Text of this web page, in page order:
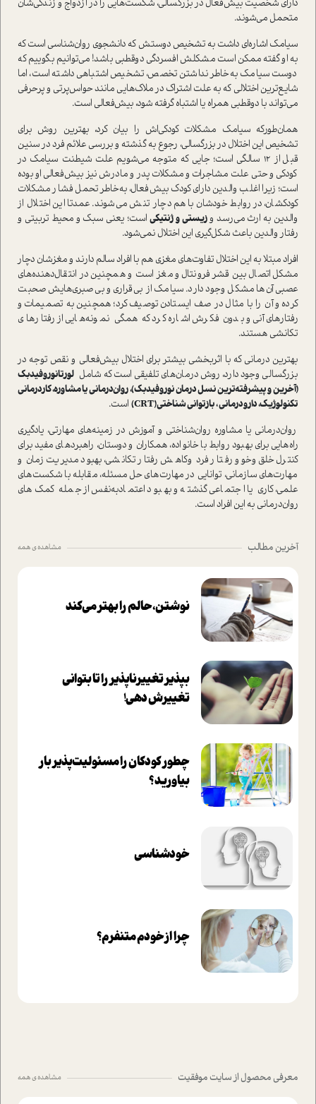
دارای شخصیت بیش‌فعال در بزرگسالی، شکست‌هایی را در ازدواج و زندگی‌شان
متحمل می‌شوند.
سیامک اشاره‌ای داشت به تشخیص دوستش که دانشجوی روان‌شناسی است که
به او گفته ممکن است مشکلش افسردگی دوقطبی باشد! می‌توانیم بگوییم که
دوست سیامک به‌خاطر نداشتن تخصص، تشخیص اشتباهی داشته است، اما
شایع‌ترین اختلالی که به علت اشتراک در ملاک‌هایی مانند حواس‌پرتی و پرحرفی
می‌تواند با دوقطبی همراه یا اشتباه گرفته شود، بیش‌فعالی است.
همان‌طور‌که سیامک مشکلات کودکی‌اش را بیان کرد، بهترین روش برای
تشخیص این اختلال در بزرگسالی، رجوع به گذشته و بررسی علائم فرد در سنین
قبل از 12 سالگی است؛ جایی که متوجه می‌شویم علت شیطنت سیامک در
کودکی و حتی علت مشاجرات و مشکلات پدر و مادرش نیز بیش‌فعالی او بوده
است؛ زیرا اغلب والدین دارای کودک بیش‌فعال، به‌خاطر تحمل فشار مشکلات
کودکشان، در روابط خودشان با هم دچار تنش می‌شوند. عمدتا این اختلال از
والدین به ارث می‌رسد وزیستی و ژنتیکی است؛ یعنی سبک و محیط تربیتی و
رفتار والدین باعث شکل‌گیری این اختلال نمی‌شود.
افراد مبتلا به این اختلال تفاوت‌های مغزی هم با افراد سالم دارند و مغزشان دچار
مشکل اتصال بین قشر فرونتال و مغز است و همچنین در انتقال‌دهنده‌های
عصبی آن‌ها مشکل وجود دارد. سیامک از بی‌قراری و بی‌صبری‌هایش صحبت
کرده و آن را با مثال در صف ایستادن توصیف کرد؛ همچنین به تصمیمات و
رفتارهای آنی و بدون فکرش اشاره کرد که همگی نمونه‌هایی از رفتارهای
تکانشی هستند.
بهترین درمانی که با اثربخشی بیشتر برای اختلال بیش‌فعالی و نقص توجه در
بزرگسالی وجود دارد، روش درمان‌های تلفیقی است که شامل لورتانوروفیدبک
(آخرین و پیشرفته‌ترین نسل درمان نوروفیدبک)، روان‌درمانی یا مشاوره، کاردرمانی
تکنولوژیک، دارو‌درمانی ، بازتوانی شناختی(CRT)
است.
روان‌درمانی یا مشاوره روان‌شناختی و آموزش در زمینه‌های مهارتی، یادگیری
راه‌هایی برای بهبود روابط با خانواده، همکاران و دوستان، راهبردهای مفید برای
کنترل خلق‌و‌خو و رفتار فرد وکاهش رفتار تکانشی، بهبود مدیریت زمان و
مهارت‌های سازمانی، توانایی در مهارت‌های حل مسئله، مقابله با شکست‌های
علمی، کاری یا اجتماعی گذشته و بهبود اعتماد‌به‌نفس از جمله کمک‌های
روان‌درمانی به این افراد است.
آخرین مطالب مشاهده ی همه
نوشتن، حالم را بهتر می‌کند
بپذير تغييرناپذير را تا بتواني
تغييرش دهي!‏
چطور کودکان را مسئولیت‌پذیر بار
بیاورید؟
خودشناسی
چرا از خودم متنفرم؟
معرفی محصول از سایت موفقیت مشاهده ی همه